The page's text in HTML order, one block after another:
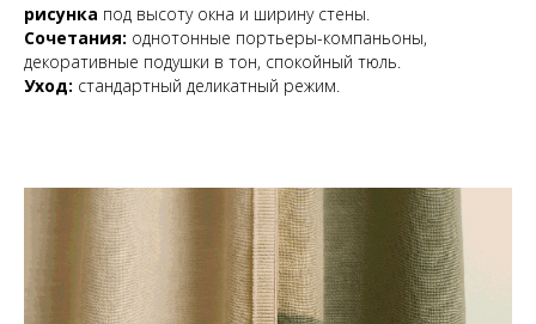
рисунка под высоту окна и ширину стены.
Сочетания: однотонные портьеры-компаньоны,
декоративные подушки в тон, спокойный тюль.
Уход: стандартный деликатный режим.